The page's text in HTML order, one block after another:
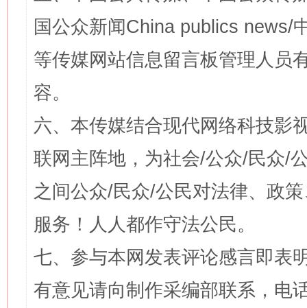
国公众新闻China publics news/
等传媒网站信息留言板管理人员
容。
六、本传媒结合现代网络科技影
联网主阵地，为社会/公众/民众/
之间公众/民众/公民对法律、政
服务！人人都作守法公民。
七、参与本网发表评论感言即表
有意见请向制作采编部联系，电